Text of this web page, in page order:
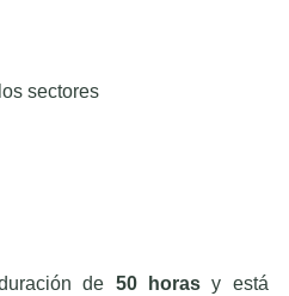
sectores
de 50 horasy está